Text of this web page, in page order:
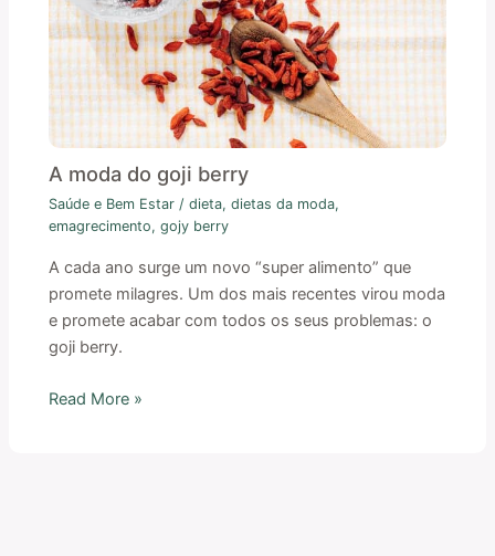
A moda do goji berry
Saúde e Bem Estar /dieta,dietas da moda,
emagrecimento,gojy berry
A cada ano surge um novo “super alimento” que
promete milagres. Um dos mais recentes virou moda
e promete acabar com todos os seus problemas: o
goji berry.
Read More »